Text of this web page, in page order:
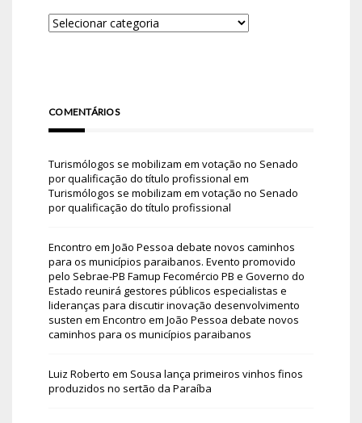
COMENTÁRIOS
Turismólogos se mobilizam em votação no Senado
por qualificação do título profissional em
Turismólogos se mobilizam em votação no Senado
por qualificação do título profissional
Encontro em João Pessoa debate novos caminhos
para os municípios paraibanos. Evento promovido
pelo Sebrae-PB Famup Fecomércio PB e Governo do
Estado reunirá gestores públicos especialistas e
lideranças para discutir inovação desenvolvimento
susten em Encontro em João Pessoa debate novos
caminhos para os municípios paraibanos
Luiz Roberto em Sousa lança primeiros vinhos finos
produzidos no sertão da Paraíba